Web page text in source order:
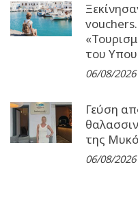
του
06/08/2026
Γεύση
της
06/08/2026